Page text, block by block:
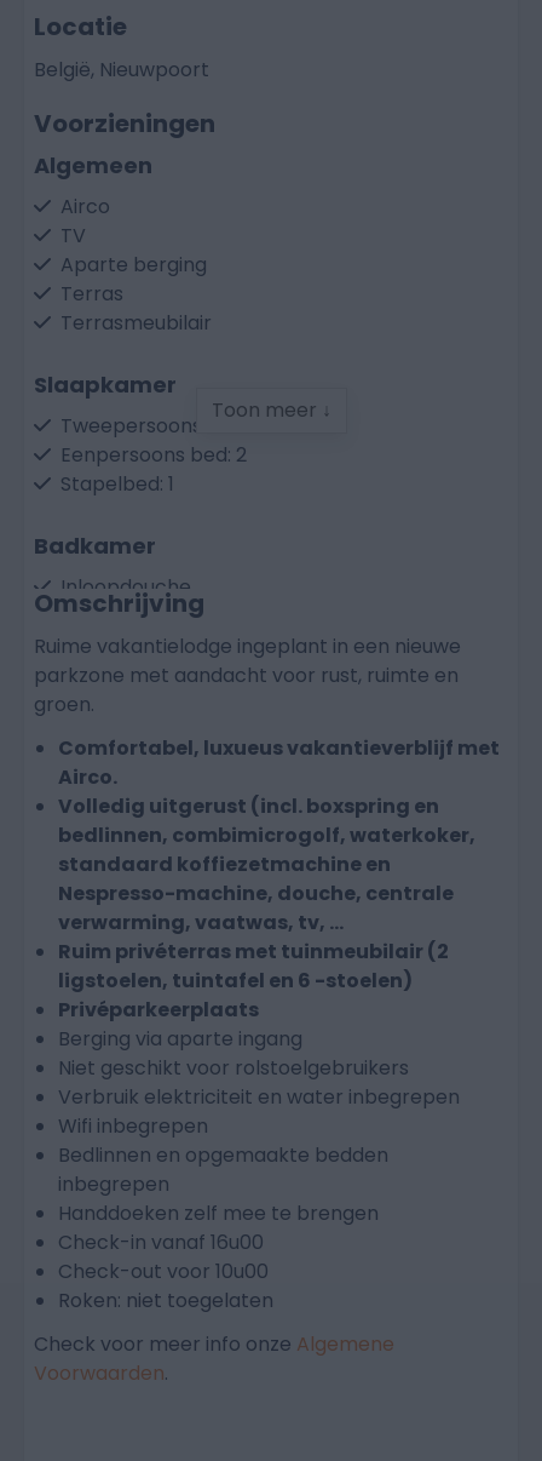
Locatie
België, Nieuwpoort
Voorzieningen
Algemeen
Airco
TV
Aparte berging
Terras
Terrasmeubilair
Slaapkamer
Tweepersoons bed: 1
Eenpersoons bed: 2
Stapelbed: 1
Badkamer
Inloopdouche
Wastafel
Apart toilet
Keuken
Vaatwasser
Elektrische kookplaat
Koelkast met vriesvak
Combi-microgolfoven
Waterkoker
Nespresso koffiezetmachine
Standaard koffiezetmachine
Toon meer ↓
Omschrijving
Ruime vakantielodge ingeplant in een nieuwe
parkzone met aandacht voor rust, ruimte en
groen.
Comfortabel, luxueus vakantieverblijf met
Airco.
Volledig uitgerust (incl. boxspring en
bedlinnen, combimicrogolf, waterkoker,
standaard koffiezetmachine en
Nespresso-machine, douche, centrale
verwarming, vaatwas, tv, …
Ruim privéterras met tuinmeubilair (2
ligstoelen, tuintafel en 6 -stoelen)
Privéparkeerplaats
Berging via aparte ingang
Niet geschikt voor rolstoelgebruikers
Verbruik elektriciteit en water inbegrepen
Wifi inbegrepen
Bedlinnen en opgemaakte bedden
inbegrepen
Handdoeken zelf mee te brengen
Check-in vanaf 16u00
Check-out voor 10u00
Roken: niet toegelaten
Check voor meer info onze Algemene
Voorwaarden.